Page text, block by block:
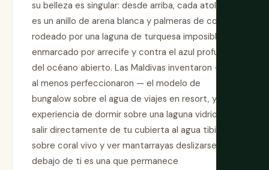
su belleza es singular: desde arriba, cada atolón
es un anillo de arena blanca y palmeras de coco
rodeado por una laguna de turquesa imposible,
enmarcado por arrecife y contra el azul profundo
del océano abierto. Las Maldivas inventaron — o
al menos perfeccionaron — el modelo de
bungalow sobre el agua de viajes en resort, y la
experiencia de dormir sobre una laguna vidriosa,
salir directamente de tu cubierta al agua tibia
sobre coral vivo y ver mantarrayas deslizarse
debajo de ti es una que permanece